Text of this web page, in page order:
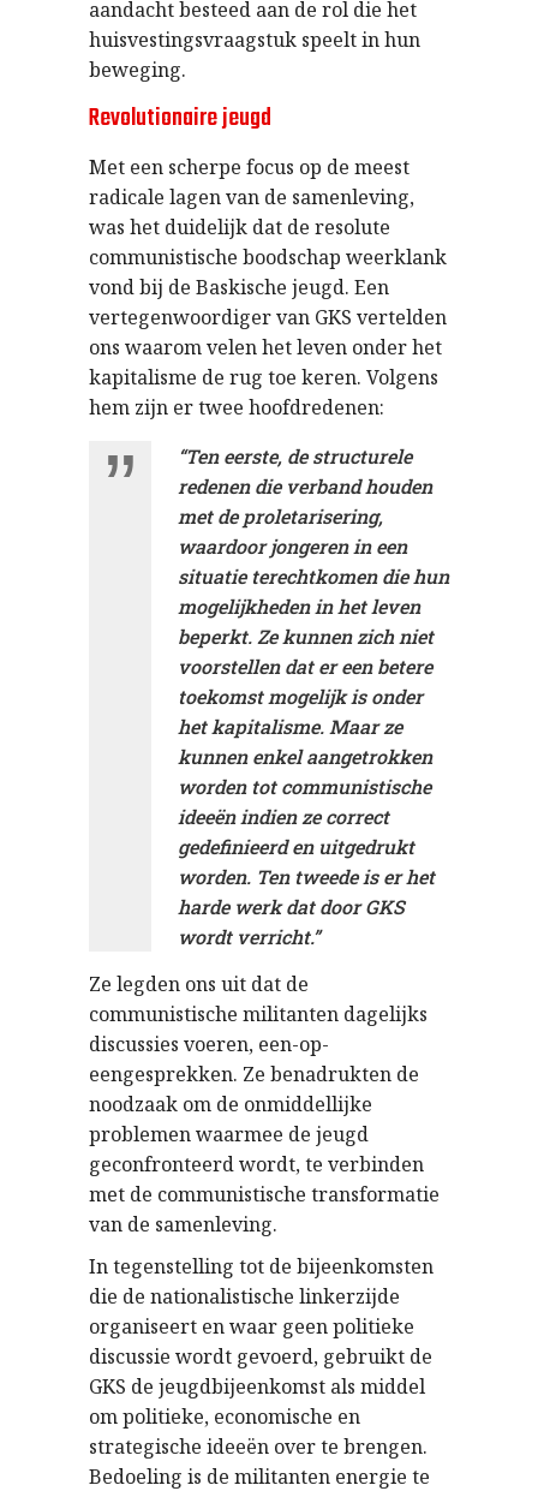
aandacht besteed aan de rol die het
huisvestingsvraagstuk speelt in hun
beweging.
Revolutionaire jeugd
Met een scherpe focus op de meest
radicale lagen van de samenleving,
was het duidelijk dat de resolute
communistische boodschap weerklank
vond bij de Baskische jeugd. Een
vertegenwoordiger van GKS vertelden
ons waarom velen het leven onder het
kapitalisme de rug toe keren. Volgens
hem zijn er twee hoofdredenen:
“Ten eerste, de structurele
redenen die verband houden
met de proletarisering,
waardoor jongeren in een
situatie terechtkomen die hun
mogelijkheden in het leven
beperkt. Ze kunnen zich niet
voorstellen dat er een betere
toekomst mogelijk is onder
het kapitalisme. Maar ze
kunnen enkel aangetrokken
worden tot communistische
ideeën indien ze correct
gedefinieerd en uitgedrukt
worden. Ten tweede is er het
harde werk dat door GKS
wordt verricht.”
Ze legden ons uit dat de
communistische militanten dagelijks
discussies voeren, een-op-
eengesprekken. Ze benadrukten de
noodzaak om de onmiddellijke
problemen waarmee de jeugd
geconfronteerd wordt, te verbinden
met de communistische transformatie
van de samenleving.
In tegenstelling tot de bijeenkomsten
die de nationalistische linkerzijde
organiseert en waar geen politieke
discussie wordt gevoerd, gebruikt de
GKS de jeugdbijeenkomst als middel
om politieke, economische en
strategische ideeën over te brengen.
Bedoeling is de militanten energie te